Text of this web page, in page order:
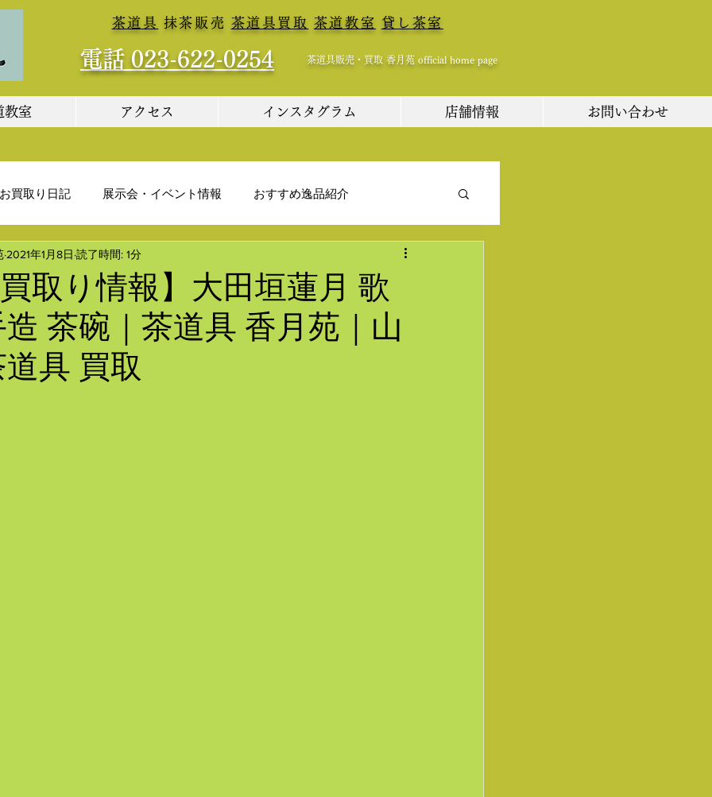
茶道具 抹茶販売 茶道具買取 茶道教室 貸し茶室
電話 023-622-0254 茶道具販売・買取 香月苑 official home page
教室 アクセス インスタグラム 店舗情報 お問い合わせ
買取り日記 展示会・イベント情報 おすすめ逸品紹介
取り情報】大田垣蓮月 歌
茶碗｜茶道具 香月苑｜山
具 買取
2021年1月8日 読了時間: 1分